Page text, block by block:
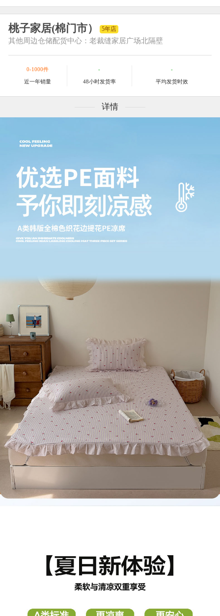
桃子家居(棉门市） 5年店
其他周边仓储配货中心：老裁缝家居广场北隔壁
0-1000件
近一年销量
-
48小时发货率
-
平均发货时效
详情